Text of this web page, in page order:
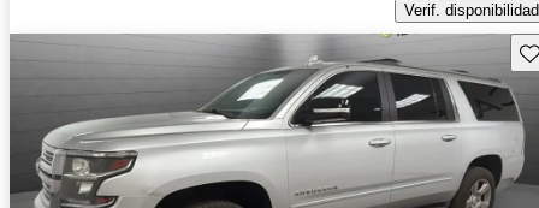
Verif. disponibilidad